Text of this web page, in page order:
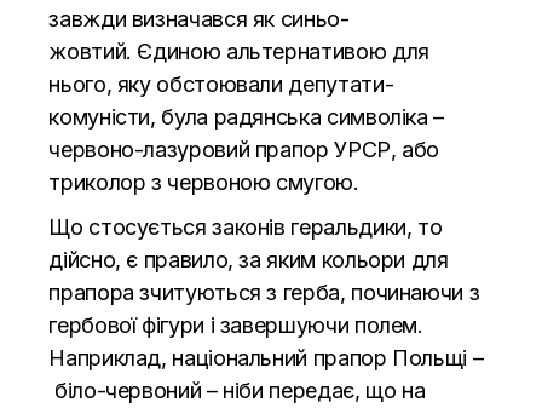
завжди визначався як синьо-
жовтий. Єдиною альтернативою для
нього, яку обстоювали депутати-
комуністи, була радянська символіка –
червоно-лазуровий прапор УРСР, або
триколор з червоною смугою.
Що стосується законів геральдики, то
дійсно, є правило, за яким кольори для
прапора зчитуються з герба, починаючи з
гербової фігури і завершуючи полем.
Наприклад, національний прапор Польщі –
біло-червоний – ніби передає, що на